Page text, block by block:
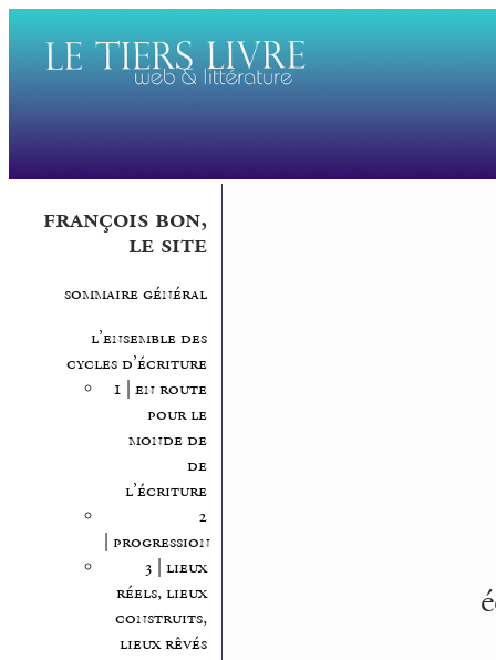
françois bon,
le site
sommaire général
l’ensemble des
cycles d’écriture
1 | en route
pour le
monde de
de
l’écriture
2
| progression
3 | lieux
réels, lieux
construits,
lieux rêvés